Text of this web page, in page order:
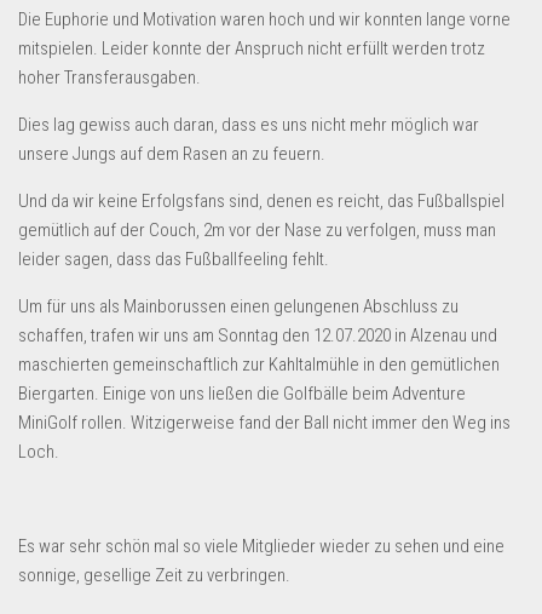
Die Euphorie und Motivation waren hoch und wir konnten lange vorne
mitspielen. Leider konnte der Anspruch nicht erfüllt werden trotz
hoher Transferausgaben.
Dies lag gewiss auch daran, dass es uns nicht mehr möglich war
unsere Jungs auf dem Rasen an zu feuern.
Und da wir keine Erfolgsfans sind, denen es reicht, das Fußballspiel
gemütlich auf der Couch, 2m vor der Nase zu verfolgen, muss man
leider sagen, dass das Fußballfeeling fehlt.
Um für uns als Mainborussen einen gelungenen Abschluss zu
schaffen, trafen wir uns am Sonntag den 12.07.2020 in Alzenau und
maschierten gemeinschaftlich zur Kahltalmühle in den gemütlichen
Biergarten. Einige von uns ließen die Golfbälle beim Adventure
MiniGolf rollen. Witzigerweise fand der Ball nicht immer den Weg ins
Loch.
Es war sehr schön mal so viele Mitglieder wieder zu sehen und eine
sonnige, gesellige Zeit zu verbringen.